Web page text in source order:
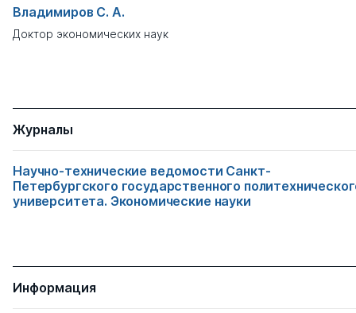
Владимиров С. А.
Доктор экономических наук
Журналы
Научно-технические ведомости Санкт-
Петербургского государственного
университета. Экономические науки
Информация